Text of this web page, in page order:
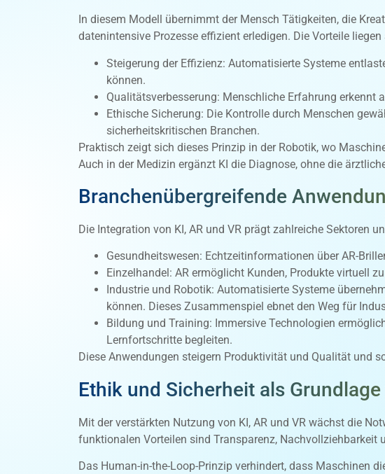
In diesem Modell übernimmt der Mensch Tätigkeiten, die
datenintensive Prozesse effizient erledigen. Die Vorteile
Steigerung der Effizienz: Automatisierte Systeme
können.
Qualitätsverbesserung: Menschliche Erfahrung erkennt
Ethische Sicherung: Die Kontrolle durch Menschen
sicherheitskritischen Branchen.
Praktisch zeigt sich dieses Prinzip in der Robotik, wo
Auch in der Medizin ergänzt KI die Diagnose, ohne die
Branchenübergreifende
Die Integration von KI, AR und VR prägt zahlreiche Sektoren
Gesundheitswesen: Echtzeitinformationen über AR-
Einzelhandel: AR ermöglicht Kunden, Produkte virtuell
Industrie und Robotik: Automatisierte Systeme
können. Dieses Zusammenspiel ebnet den Weg für
Bildung und Training: Immersive Technologien
Lernfortschritte begleiten.
Diese Anwendungen steigern Produktivität und Qualität und
Ethik und Sicherheit als
Mit der verstärkten Nutzung von KI, AR und VR wächst die
funktionalen Vorteilen sind Transparenz, Nachvollziehbarkeit
Das Human-in-the-Loop-Prinzip verhindert, dass Maschinen